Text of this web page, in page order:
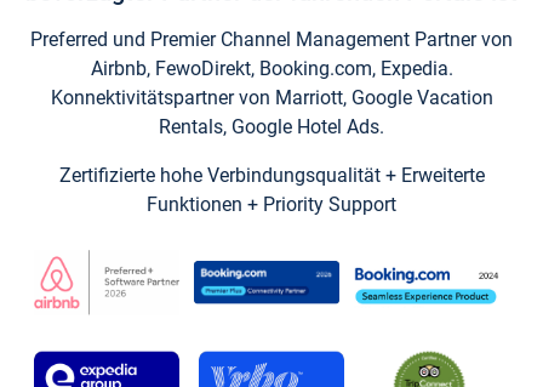
Preferred und Premier Channel Management Partner von
Airbnb, FewoDirekt, Booking.com, Expedia.
Konnektivitätspartner von Marriott, Google Vacation
Rentals, Google Hotel Ads.
Zertifizierte hohe Verbindungsqualität + Erweiterte
Funktionen + Priority Support